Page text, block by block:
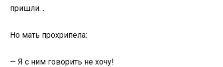
пришли…
Но мать прохрипела:
— Я с ним говорить не хочу!